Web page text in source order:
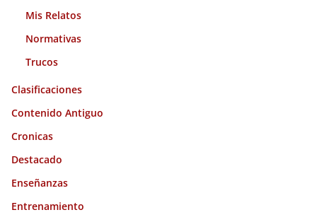
Mis Relatos
Normativas
Trucos
Clasificaciones
Contenido Antiguo
Cronicas
Destacado
Enseñanzas
Entrenamiento